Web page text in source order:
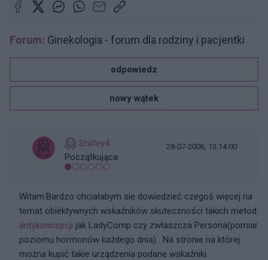
Forum: Ginekologia - forum dla rodziny i pacjentki
odpowiedz
nowy wątek
Shirley4
Początkująca
28-07-2006, 13:14:00
Witam.Bardzo chciałabym sie dowiedzieć czegoś więcej na
temat obiektywnych wskaźników skuteczności takich metod
antykoncepcji jak LadyComp czy zwłaszcza Persona(pomiar
poziomu hormonów każdego dnia) . Na stronie na której
można kupić takie urządzenia podane wskaźniki